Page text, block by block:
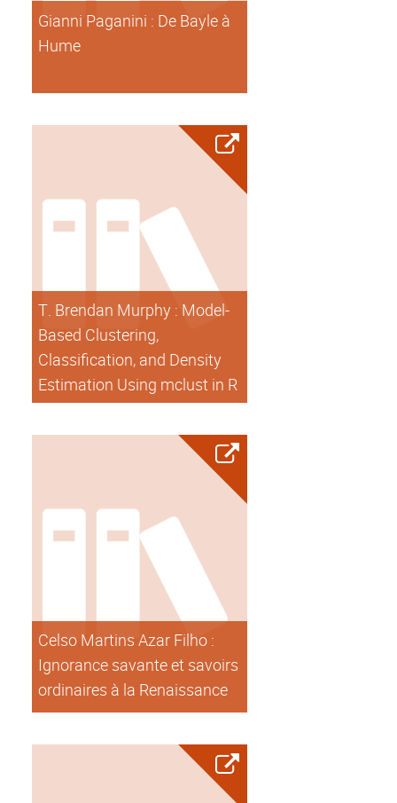
Gianni Paganini : De Bayle à
Hume
T. Brendan Murphy : Model-
Based Clustering,
Classification, and Density
Estimation Using mclust in R
Celso Martins Azar Filho :
Ignorance savante et savoirs
ordinaires à la Renaissance